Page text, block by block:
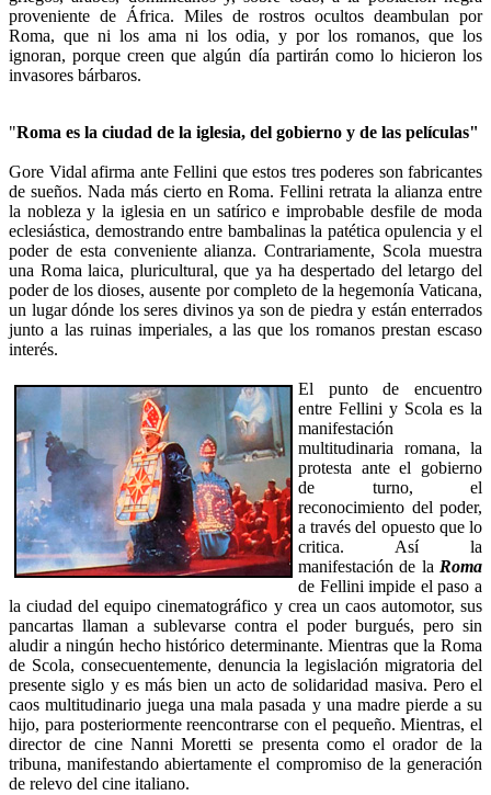
proveniente de África. Miles de rostros ocultos deambulan por
Roma, que ni los ama ni los odia, y por los romanos, que los
ignoran, porque creen que algún día partirán como lo hicieron los
invasores bárbaros.
"Roma es la ciudad de la iglesia, del gobierno y de las películas"
Gore Vidal afirma ante Fellini que estos tres poderes son fabricantes
de sueños. Nada más cierto en Roma. Fellini retrata la alianza entre
la nobleza y la iglesia en un satírico e improbable desfile de moda
eclesiástica, demostrando entre bambalinas la patética opulencia y el
poder de esta conveniente alianza. Contrariamente, Scola muestra
una Roma laica, pluricultural, que ya ha despertado del letargo del
poder de los dioses, ausente por completo de la hegemonía Vaticana,
un lugar dónde los seres divinos ya son de piedra y están enterrados
junto a las ruinas imperiales, a las que los romanos prestan escaso
interés.
El punto de encuentro
entre Fellini y Scola es la
manifestación
multitudinaria romana, la
protesta ante el gobierno
de turno, el
reconocimiento del poder,
a través del opuesto que lo
critica. Así la
manifestación de la Roma
de Fellini impide el paso a
la ciudad del equipo cinematográfico y crea un caos automotor, sus
pancartas llaman a sublevarse contra el poder burgués, pero sin
aludir a ningún hecho histórico determinante. Mientras que la Roma
de Scola, consecuentemente, denuncia la legislación migratoria del
presente siglo y es más bien un acto de solidaridad masiva. Pero el
caos multitudinario juega una mala pasada y una madre pierde a su
hijo, para posteriormente reencontrarse con el pequeño. Mientras, el
director de cine Nanni Moretti se presenta como el orador de la
tribuna, manifestando abiertamente el compromiso de la generación
de relevo del cine italiano.